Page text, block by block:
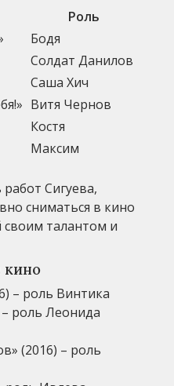
Роль
Бодя
Солдат Данилов
Саша Хич
Витя Чернов
Костя
Максим
Сигуева,
сниматься в кино
своим талантом и
– роль Винтика
роль Леонида
(2016) – роль